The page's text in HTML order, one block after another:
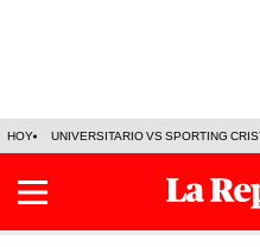
HOY UNIVERSITARIO VS SPORTING